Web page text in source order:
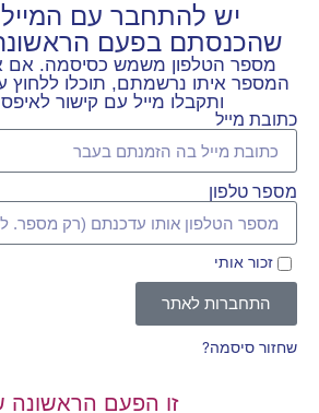
זו הפעם הראשונה
יש להתחבר עם המייל
שהכנסתם בפעם
מספר הטלפון משמש כסיסמה. אם
המספר איתו נרשמתם, תוכלו ללחוץ
ותקבלו מייל עם קישור
כתובת מייל
מספר טלפון
זכור אותי
התחברות לאתר
שחזור סיסמה?